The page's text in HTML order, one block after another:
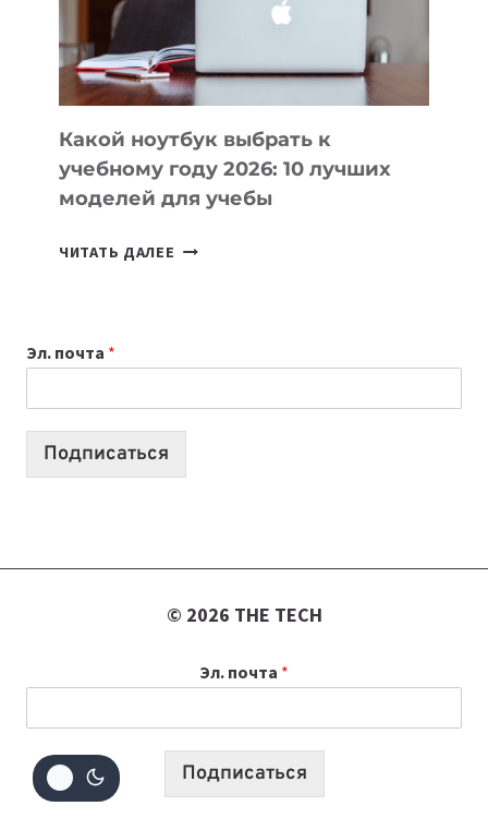
БЕЗ
СЛОЖНОГО
КОДА
Какой ноутбук выбрать к
учебному году 2026: 10 лучших
моделей для учебы
ЧИТАТЬ ДАЛЕЕ КАКОЙ
2026:
10
Эл. почта *
Подписаться
© 2026 THE TECH
Эл. почта *
Подписаться